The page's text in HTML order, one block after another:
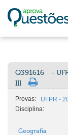
Q391616
-
III
Provas:
UFPR -
Disciplina:
Geografia